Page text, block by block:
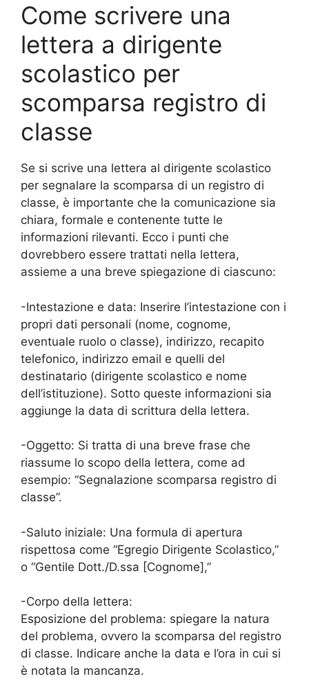
Come scrivere una
lettera a dirigente
scolastico per
scomparsa registro di
classe
Se si scrive una lettera al dirigente scolastico
per segnalare la scomparsa di un registro di
classe, è importante che la comunicazione sia
chiara, formale e contenente tutte le
informazioni rilevanti. Ecco i punti che
dovrebbero essere trattati nella lettera,
assieme a una breve spiegazione di ciascuno:
-Intestazione e data: Inserire l’intestazione con i
propri dati personali (nome, cognome,
eventuale ruolo o classe), indirizzo, recapito
telefonico, indirizzo email e quelli del
destinatario (dirigente scolastico e nome
dell’istituzione). Sotto queste informazioni sia
aggiunge la data di scrittura della lettera.
-Oggetto: Si tratta di una breve frase che
riassume lo scopo della lettera, come ad
esempio: “Segnalazione scomparsa registro di
classe”.
-Saluto iniziale: Una formula di apertura
rispettosa come “Egregio Dirigente Scolastico,”
o “Gentile Dott./D.ssa [Cognome],”
-Corpo della lettera:
Esposizione del problema: spiegare la natura
del problema, ovvero la scomparsa del registro
di classe. Indicare anche la data e l’ora in cui si
è notata la mancanza.